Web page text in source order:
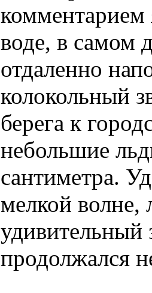
комментарием
воде, в самом
отдаленно
колокольный
берега к
небольшие
сантиметра.
мелкой волне,
удивительный
продолжался